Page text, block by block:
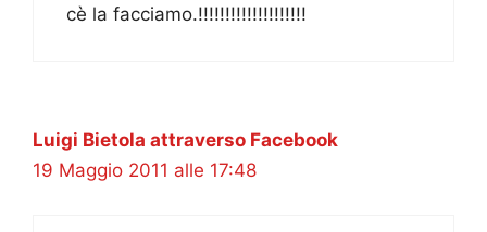
cè la facciamo.!!!!!!!!!!!!!!!!!!!!
Luigi Bietola attraverso Facebook
19 Maggio 2011 alle 17:48